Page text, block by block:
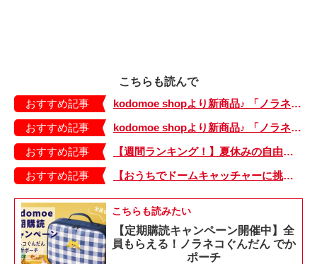
こちらも読んで
おすすめ記事
kodomoe shopより新商品♪ 「ノラネコぐんだん」耐熱マグ3種が登場！
おすすめ記事
kodomoe shopより新商品♪ 「ノラネコぐんだん」なりきり帽子（大、小）が登場！
おすすめ記事
【週間ランキング！】夏休みの自由研究記事がランクイン！ kodomoe web 7月12日～18日の週間TOP5★
おすすめ記事
【おうちでドームキャッチャーに挑戦だ】アンパンマン わくわくドームキャッチャー
こちらも読みたい
【定期購読キャンペーン開催中】全
員もらえる！ノラネコぐんだん でか
ポーチ